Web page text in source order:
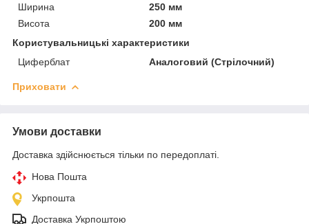
Ширина
250 мм
Висота
200 мм
Користувальницькі характеристики
Циферблат
Аналоговий (Стрілочний)
Приховати
Умови доставки
Доставка здійснюється тільки по передоплаті.
Нова Пошта
Укрпошта
Доставка Укрпоштою